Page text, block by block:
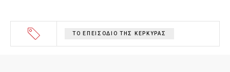
ΤΟ ΕΠΕΙΣΟΔΙΟ ΤΗΣ ΚΕΡΚΥΡΑΣ